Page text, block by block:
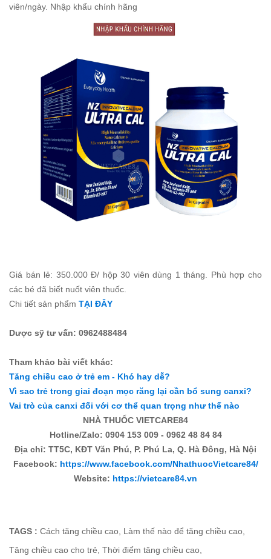
viên/ngày. Nhập khẩu chính hãng
Giá bán lẻ: 350.000 Đ/ hộp 30 viên dùng 1 tháng. Phù hợp cho
các bé đã biết nuốt viên thuốc.
Chi tiết sản phẩm TẠI ĐÂY
Dược sỹ tư vấn: 0962488484
Tham khảo bài viết khác:
Tăng chiều cao ở trẻ em - Khó hay dễ?
Vì sao trẻ trong giai đoạn mọc răng lại cần bổ sung canxi?
Vai trò của canxi đối với cơ thể quan trọng như thế nào
NHÀ THUỐC VIETCARE84
Hotline/Zalo: 0904 153 009 - 0962 48 84 84
Địa chỉ: TT5C, KĐT Văn Phú, P. Phú La, Q. Hà Đông, Hà Nội
Facebook: https://www.facebook.com/NhathuocVietcare84/
Website: https://vietcare84.vn
TAGS : Cách tăng chiều cao, Làm thế nào để tăng chiều cao,
Tăng chiều cao cho trẻ, Thời điểm tăng chiều cao,